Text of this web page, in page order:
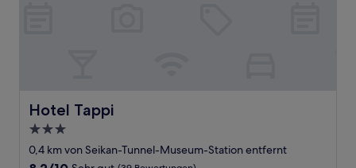
Hotel Tappi
Hotel Tappi
3.0-
Sterne-
Unterkunft
0,4 km von Seikan-Tunnel-Museum-Station entfernt